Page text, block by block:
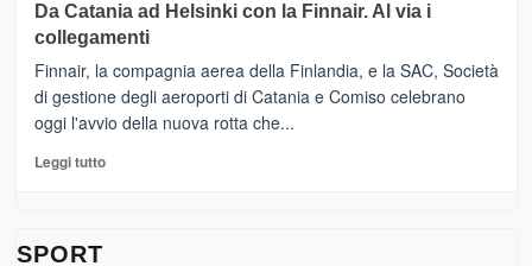
tappe
dell’enoturismo
RANDAZZO
–
Ci
siamo
quasi….
pronti
per
Da Catania ad Helsinki con la Finnair. Al via i
collegamenti
Finnair, la compagnia aerea della Finlandia, e la SAC, Società
di gestione degli aeroporti di Catania e Comiso celebrano
oggi l'avvio della nuova rotta che...
Leggi tuttoLeggi
SPORT